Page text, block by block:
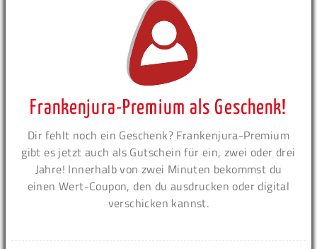
Frankenjura-Premium als Geschenk!
Dir fehlt noch ein Geschenk? Frankenjura-Premium
gibt es jetzt auch als Gutschein für ein, zwei oder drei
Jahre! Innerhalb von zwei Minuten bekommst du
einen Wert-Coupon, den du ausdrucken oder digital
verschicken kannst.